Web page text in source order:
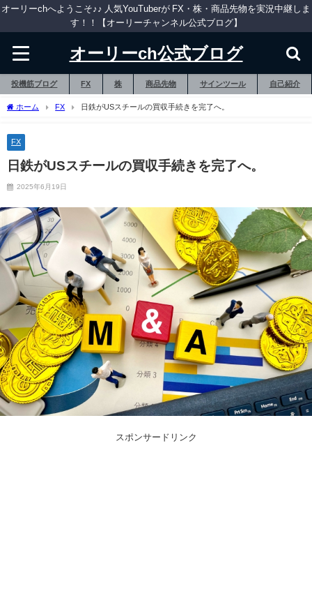
オーリーchへようこそ♪♪ 人気YouTuberが FX・株・商品先物を実況中継しま
す！！【オーリーチャンネル公式ブログ】
オーリーch公式ブログ
投機筋ブログ FX 株 商品先物 サインツール 自己紹介
ホーム FX 日鉄がUSスチールの買収手続きを完了へ。
FX
日鉄がUSスチールの買収手続きを完了へ。
2025年6月19日
スポンサードリンク